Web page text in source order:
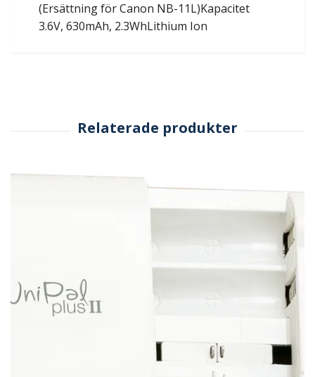
(Ersättning för Canon NB-11L)Kapacitet
3.6V, 630mAh, 2.3WhLithium Ion